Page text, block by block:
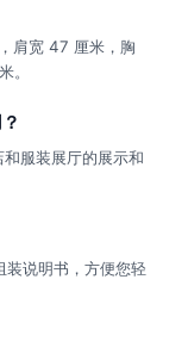
肩宽 47 厘米，胸
。
服装展厅的展示和
装说明书，方便您轻